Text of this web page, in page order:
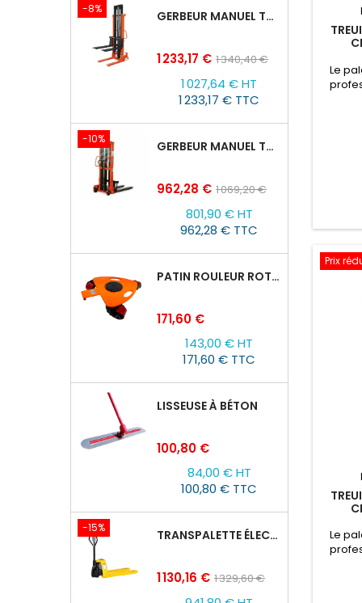
-8% GERBEUR MANUEL TOR CTY-EH 2T/3M FOURCHES RÉGLABLES 320-770MM
Prix
1 233,17 € Prix
base
1 340,40 €
1 027,64 € HT
1 233,17 € TTC
-10% GERBEUR MANUEL TOR CTY-EH 1,5T/1,6M FOURCHES RÉGLABLES 320-770 MM
Prix
962,28 € Prix
base
1 069,20 €
801,90 € HT
962,28 € TTC
PATIN ROULEUR ROTATIVE WCRP-5, CAPACITÉ DE CHARGE 4T
Prix
171,60 €
143,00 € HT
171,60 € TTC
LISSEUSE À BÉTON
Prix
100,80 €
84,00 € HT
100,80 € TTC
-15% TRANSPALETTE ÉLECTRIQUE EPT 15H : 1500KG/1150MM X 550MM
Prix
1 130,16 € Prix
1 329,60 €
Le
Prix
Le